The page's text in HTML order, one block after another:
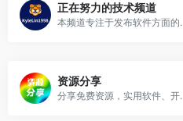
正在努力的技术频道
本频道专注于发布软件方面的
资源分享
分享免费资源，实用软件、开